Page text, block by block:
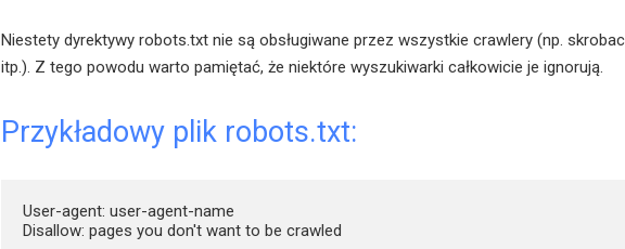
Niestety dyrektywy robots.txt nie są obsługiwane przez wszystkie crawlery (np.
itp.). Z tego powodu warto pamiętać, że niektóre wyszukiwarki całkowicie je ignorują.
Przykładowy plik robots.txt:
User-agent: user-agent-name